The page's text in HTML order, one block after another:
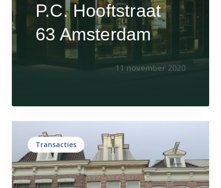
P.C. Hooftstraat
63 Amsterdam
11 november 2020
Transacties